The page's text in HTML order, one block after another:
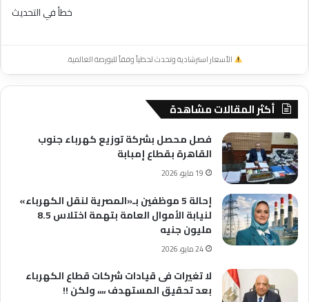
خطأ في التحديث
الأسعار استرشادية وتحدث لحظياً وفقاً للبورصة العالمية.
أكثر المقالات مشاهدة
فصل محصل بشركة توزيع كهرباء جنوب
القاهرة بقطاع إمبابة
19 مايو، 2026
إحالة 5 موظفين بـ«المصرية لنقل الكهرباء»
لنيابة الأموال العامة بتهمة اختلاس 8.5
مليون جنيه
24 مايو، 2026
لا تغيرات فى قيادات شركات قطاع الكهرباء
بعد تحقيق المستهدف ،،،، ولكن !!